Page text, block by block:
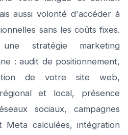
aussi volonté d'accéder à
sans les coûts fixes.
stratégie marketing
: audit de positionnement,
de votre site web,
et local, présence
sociaux, campagnes
Meta calculées, intégration